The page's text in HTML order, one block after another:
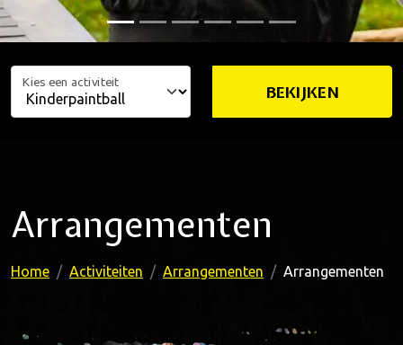
Kies een activiteit BEKIJKEN
Arrangementen
Home Activiteiten Arrangementen Arrangementen